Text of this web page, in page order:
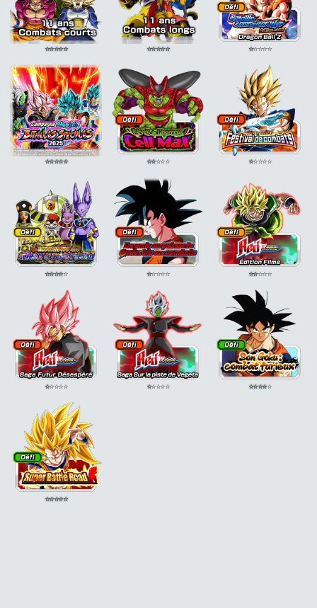
⭐⭐⭐⭐⭐ ⭐⭐⭐⭐⭐ ⭐⭐⭐⭐⭐
⭐⭐⭐⭐⭐ ⭐⭐⭐⭐⭐ ⭐⭐⭐⭐⭐
⭐⭐⭐⭐⭐ ⭐⭐⭐⭐⭐ ⭐⭐⭐⭐⭐
⭐⭐⭐⭐⭐ ⭐⭐⭐⭐⭐ ⭐⭐⭐⭐⭐
⭐⭐⭐⭐⭐